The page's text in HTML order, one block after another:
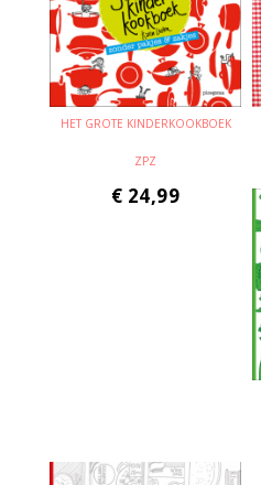
HET GROTE KINDERKOOKBOEK
ZPZ
€ 24,99